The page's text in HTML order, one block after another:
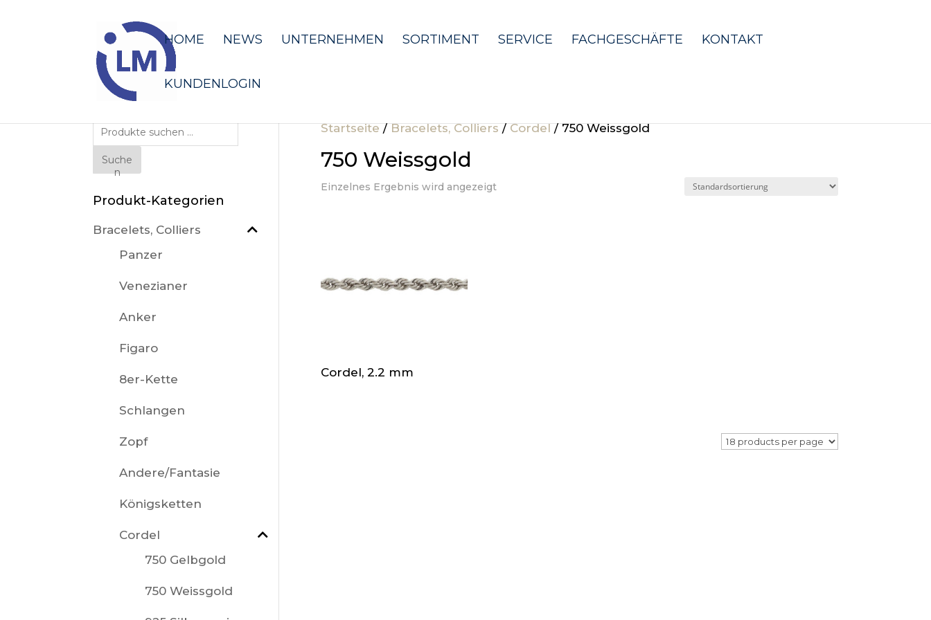
HOME NEWS UNTERNEHMEN SORTIMENT SERVICE FACHGESCHÄFTE KONTAKT
KUNDENLOGIN
Startseite/Bracelets, Colliers/Cordel/ 750 Weissgold
750 Weissgold
Einzelnes Ergebnis wird angezeigt
Cordel, 2.2 mm
Suche
nach:
Suche
n
Produkt-Kategorien
Bracelets, Colliers
Panzer
Venezianer
Anker
Figaro
8er-Kette
Schlangen
Zopf
Andere/Fantasie
Königsketten
Cordel
750 Gelbgold
750 Weissgold